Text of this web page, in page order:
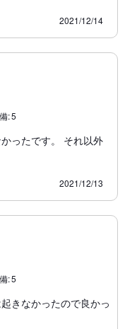
2021/12/14
:5
ったです。 それ以外
2021/12/13
:5
きなかったので良かっ